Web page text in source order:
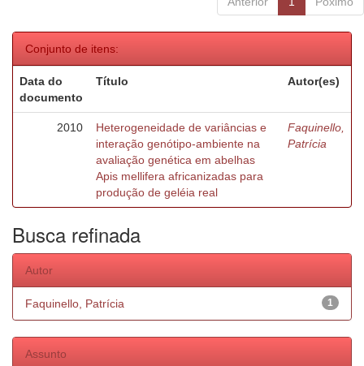
Conjunto de itens:
Data do
documento
Título Autor(es)
2010
Heterogeneidade de variâncias e
interação genótipo-ambiente na
avaliação genética em abelhas
Apis mellifera africanizadas para
produção de geléia real
Faquinello,
Patrícia
Busca refinada
Autor
1
Faquinello, Patrícia
Assunto